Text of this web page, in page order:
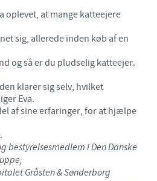
oplevet, at mange katteejere
sig, allerede inden køb af en
og så er du pludselig katteejer.
klarer sig selv, hvilket
Eva.
af sine erfaringer, for at hjælpe
bestyrelsesmedlem i Den Danske
Gråsten & Sønderborg